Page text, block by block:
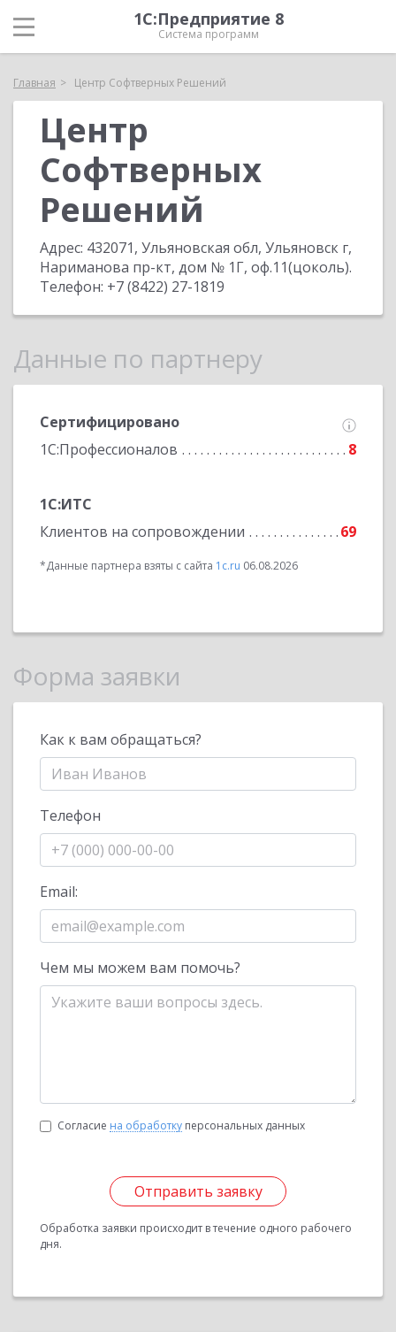
1С:Предприятие 8
Система программ
Главная Центр Софтверных Решений
Центр
Софтверных
Решений
Адрес: 432071, Ульяновская обл, Ульяновск г,
Нариманова пр-кт, дом № 1Г, оф.11(цоколь).
Телефон: +7 (8422) 27-1819
Данные по партнеру
Сертифицировано
1С:Профессионалов
8
1С:ИТС
Клиентов на сопровождении
69
*Данные партнера взяты с сайта 1c.ru 06.08.2026
Форма заявки
Как к вам обращаться?
Телефон
Email:
Чем мы можем вам помочь?
Согласие на обработку персональных данных
Отправить заявку
Обработка заявки происходит в течение одного рабочего
дня.